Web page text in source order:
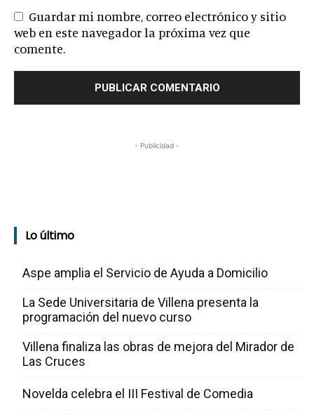
Guardar mi nombre, correo electrónico y sitio
web en este navegador la próxima vez que
comente.
- Publicidad -
Lo último
Aspe amplia el Servicio de Ayuda a Domicilio
La Sede Universitaria de Villena presenta la
programación del nuevo curso
Villena finaliza las obras de mejora del Mirador de
Las Cruces
Novelda celebra el III Festival de Comedia